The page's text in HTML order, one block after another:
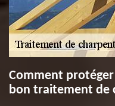
Comment
bon traitement de